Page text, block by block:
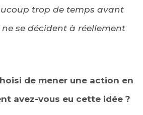
trop de temps avant
se décident à réellement
de mener une action en
avez-vous eu cette idée ?